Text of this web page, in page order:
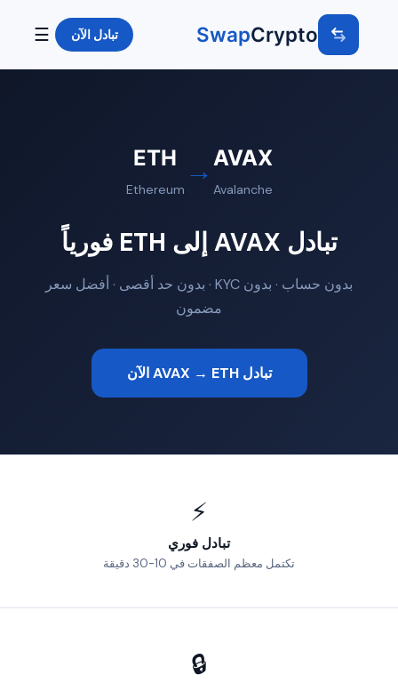
Crypto
Swap تبادل الآن ☰
AVAX
Avalanche
→
ETH
Ethereum
تبادل AVAX إلى ETH فورياً
بدون حساب · بدون KYC · بدون حد أقصى · أفضل سعر
مضمون
تبادل AVAX → ETH الآن
⚡
تبادل فوري
تكتمل معظم الصفقات في 10-30 دقيقة
🔒